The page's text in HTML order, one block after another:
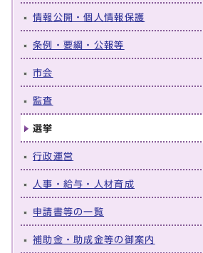
情報公開・個人情報保護
条例・要綱・公報等
市会
監査
選挙
行政運営
人事・給与・人材育成
申請書等の一覧
補助金・助成金等の御案内